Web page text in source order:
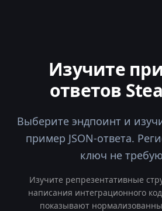
Изучите
ответов
Выберите эндпоинт и
пример JSON-ответа.
ключ не
Изучите репрезентативные
написания интеграционного
показывают